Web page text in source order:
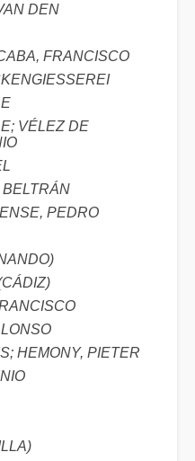
DEN
FRANCISCO
VÉLEZ DE
BELTRÁN
PEDRO
HEMONY, PIETER